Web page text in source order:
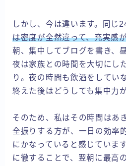
しかし、今は違います。同じ
は密度が全然違って、充実感
朝、集中してブログを書き、
夜は家族との時間を大切にし
り。夜の時間も飲酒をしてい
終えた後はどうしても集中力
そのため、私はその時間はあ
全振りする方が、一日の効率
にかなっていると感じていま
に徹することで、翌朝に最高